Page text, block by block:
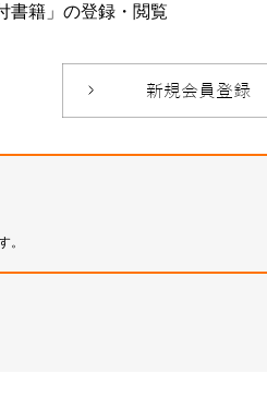
書籍」の登録・閲覧
。